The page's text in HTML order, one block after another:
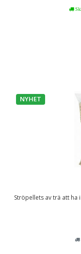
NYHET
Ströpellets av trä att